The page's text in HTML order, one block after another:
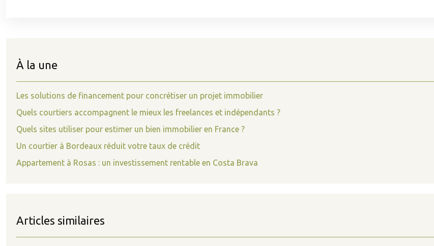
À la une
Les solutions de financement pour concrétiser un projet immobilier
Quels courtiers accompagnent le mieux les freelances et indépendants ?
Quels sites utiliser pour estimer un bien immobilier en France ?
Un courtier à Bordeaux réduit votre taux de crédit
Appartement à Rosas : un investissement rentable en Costa Brava
Articles similaires